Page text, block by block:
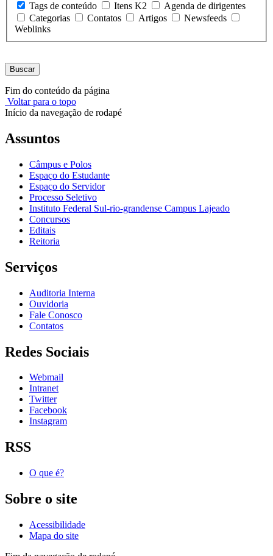
Tags de conteúdo
Itens K2
Agenda de dirigentes
Categorias
Contatos Artigos
Newsfeeds
Weblinks
Buscar
Fim do conteúdo da página
Voltar para o topo
Início da navegação de rodapé
Assuntos
Câmpus e Polos
Espaço do Estudante
Espaço do Servidor
Processo Seletivo
Instituto Federal Sul-rio-grandense Campus Lajeado
Concursos
Editais
Reitoria
Serviços
Auditoria Interna
Ouvidoria
Fale Conosco
Contatos
Redes Sociais
Webmail
Intranet
Twitter
Facebook
Instagram
RSS
O que é?
Sobre o site
Acessibilidade
Mapa do site